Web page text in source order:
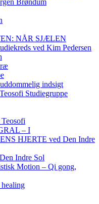
Brøndum
NÅR SJÆLEN
ved Kim Pedersen
indsigt
Studiegruppe
– I
HJERTE ved Den Indre
Indre Sol
Motion – Qi gong,